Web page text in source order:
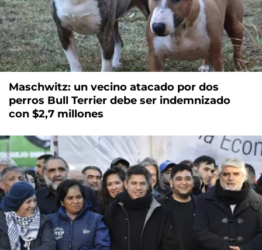
Maschwitz: un vecino atacado por dos
perros Bull Terrier debe ser indemnizado
con $2,7 millones